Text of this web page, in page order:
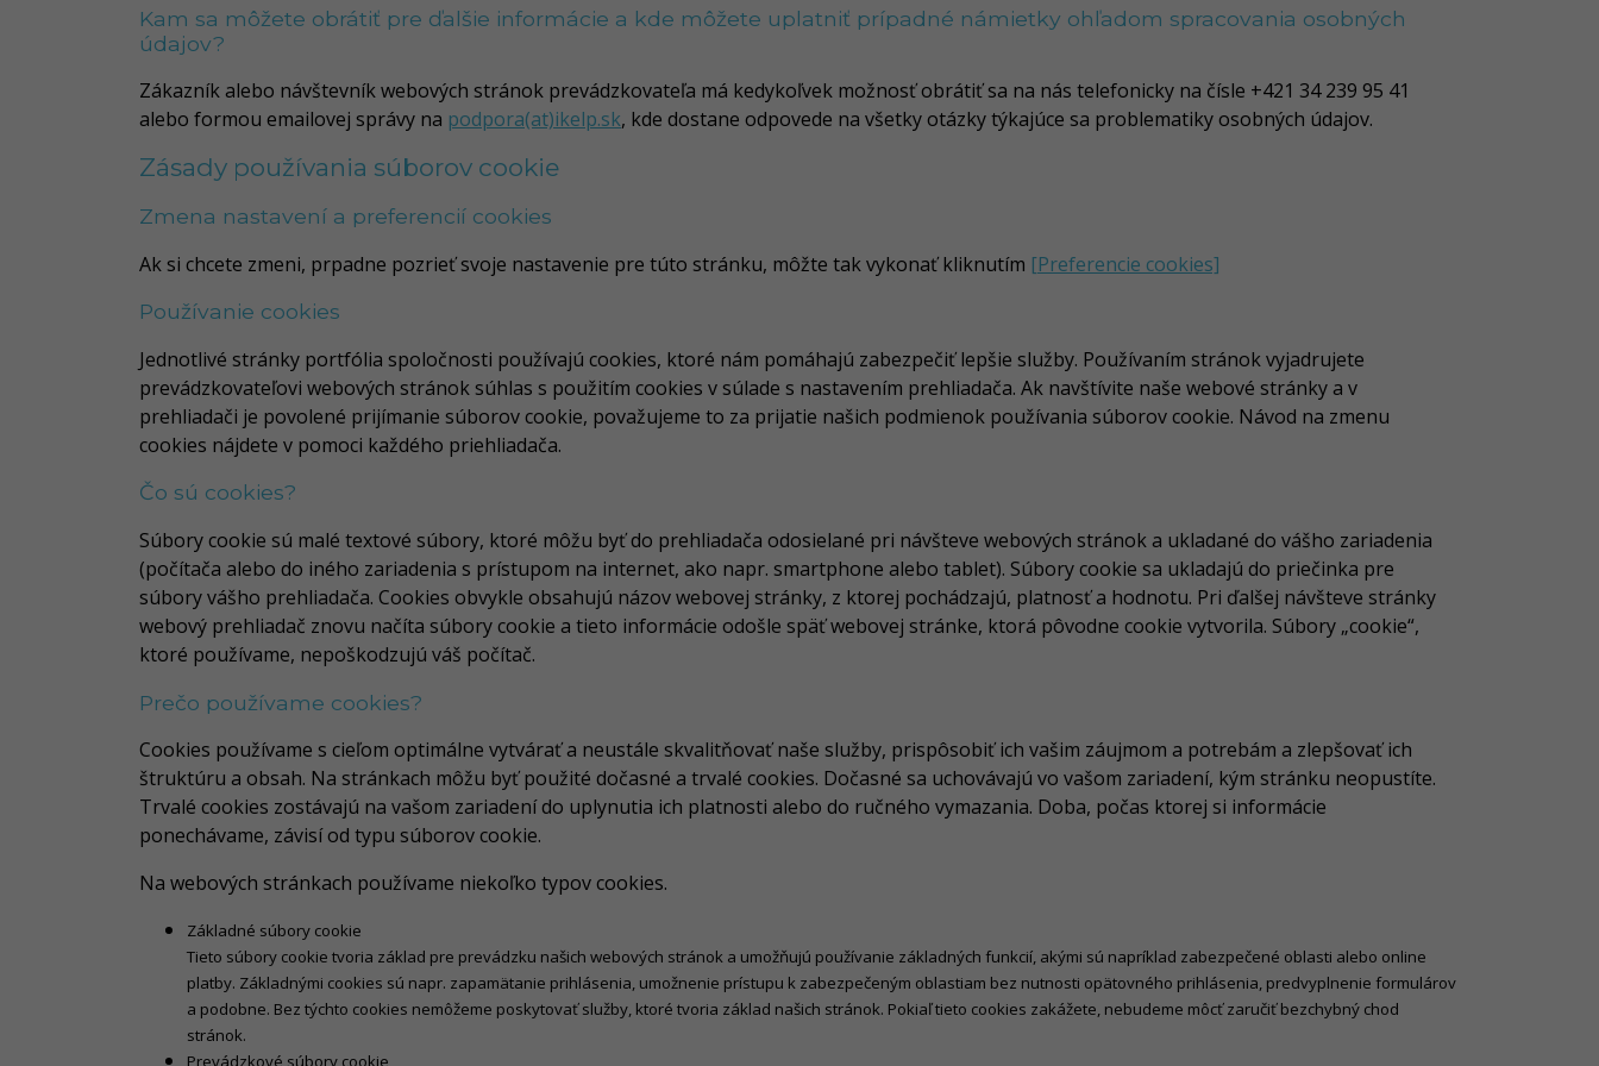
Kam sa môžete obrátiť pre ďalšie informácie a kde môžete uplatniť prípadné námietky ohľadom spracovania osobných
údajov?
Zákazník alebo návštevník webových stránok prevádzkovateľa má kedykoľvek možnosť obrátiť sa na nás telefonicky na čísle +421 34 239 95 41
alebo formou emailovej správy na podpora(at)ikelp.sk, kde dostane odpovede na všetky otázky týkajúce sa problematiky osobných údajov.
Zásady používania súborov cookie
Zmena nastavení a preferencií cookies
Ak si chcete zmeni, prpadne pozrieť svoje nastavenie pre túto stránku, môžte tak vykonať kliknutím [Preferencie cookies]
Používanie cookies
Jednotlivé stránky portfólia spoločnosti používajú cookies, ktoré nám pomáhajú zabezpečiť lepšie služby. Používaním stránok vyjadrujete
prevádzkovateľovi webových stránok súhlas s použitím cookies v súlade s nastavením prehliadača. Ak navštívite naše webové stránky a v
prehliadači je povolené prijímanie súborov cookie, považujeme to za prijatie našich podmienok používania súborov cookie. Návod na zmenu
cookies nájdete v pomoci každého priehliadača.
Čo sú cookies?
Súbory cookie sú malé textové súbory, ktoré môžu byť do prehliadača odosielané pri návšteve webových stránok a ukladané do vášho zariadenia
(počítača alebo do iného zariadenia s prístupom na internet, ako napr. smartphone alebo tablet). Súbory cookie sa ukladajú do priečinka pre
súbory vášho prehliadača. Cookies obvykle obsahujú názov webovej stránky, z ktorej pochádzajú, platnosť a hodnotu. Pri ďalšej návšteve stránky
webový prehliadač znovu načíta súbory cookie a tieto informácie odošle späť webovej stránke, ktorá pôvodne cookie vytvorila. Súbory „cookie“,
ktoré používame, nepoškodzujú váš počítač.
Prečo používame cookies?
Cookies používame s cieľom optimálne vytvárať a neustále skvalitňovať naše služby, prispôsobiť ich vašim záujmom a potrebám a zlepšovať ich
štruktúru a obsah. Na stránkach môžu byť použité dočasné a trvalé cookies. Dočasné sa uchovávajú vo vašom zariadení, kým stránku neopustíte.
Trvalé cookies zostávajú na vašom zariadení do uplynutia ich platnosti alebo do ručného vymazania. Doba, počas ktorej si informácie
ponechávame, závisí od typu súborov cookie.
Na webových stránkach používame niekoľko typov cookies.
Základné súbory cookie
Tieto súbory cookie tvoria základ pre prevádzku našich webových stránok a umožňujú používanie základných funkcií, akými sú napríklad zabezpečené oblasti alebo online
platby. Základnými cookies sú napr. zapamätanie prihlásenia, umožnenie prístupu k zabezpečeným oblastiam bez nutnosti opätovného prihlásenia, predvyplnenie formulárov
a podobne. Bez týchto cookies nemôžeme poskytovať služby, ktoré tvoria základ našich stránok. Pokiaľ tieto cookies zakážete, nebudeme môcť zaručiť bezchybný chod
stránok.
Prevádzkové súbory cookie